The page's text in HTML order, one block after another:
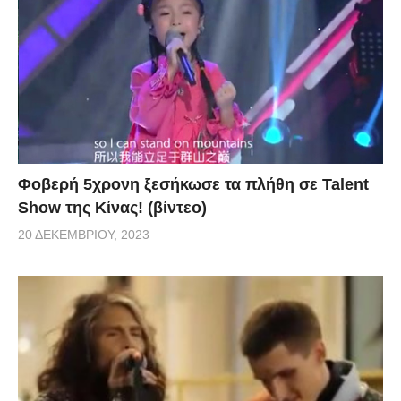
Φοβερή 5χρονη ξεσήκωσε τα πλήθη σε Talent
Show της Κίνας! (βίντεο)
20 ΔΕΚΕΜΒΡΊΟΥ, 2023